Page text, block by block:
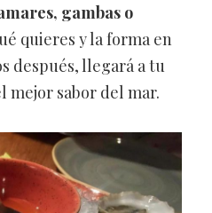
gambas o
quieres y la forma en
después, llegará a tu
mejor sabor del mar.